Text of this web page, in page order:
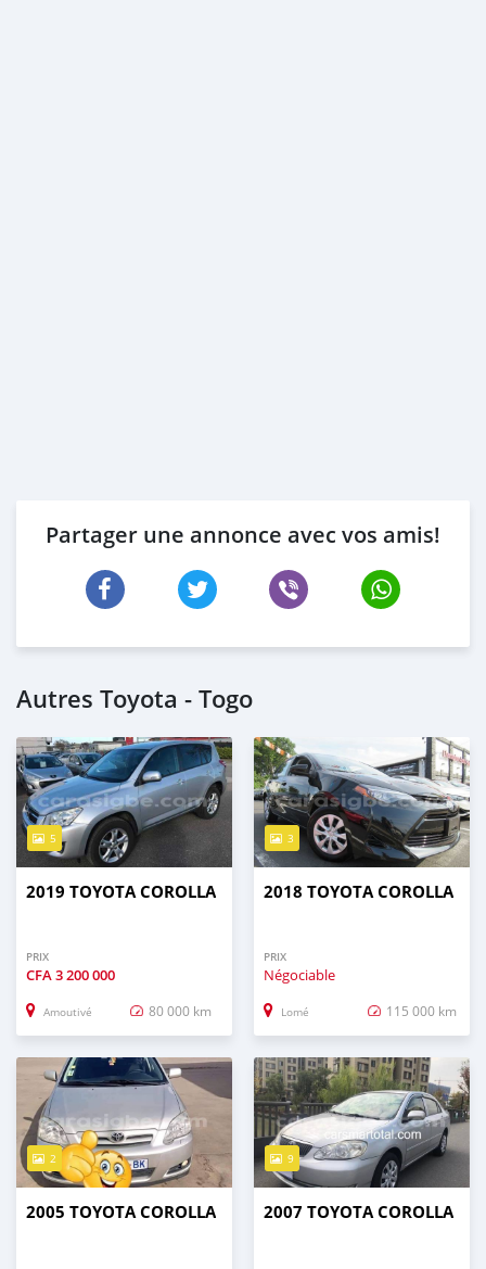
Partager une annonce avec vos amis!
Autres Toyota - Togo
5
2019 TOYOTA COROLLA
PRIX
CFA3 200 000
Amoutivé 80 000 km
3
2018 TOYOTA COROLLA
PRIX
Négociable
Lomé 115 000 km
2
2005 TOYOTA COROLLA
9
2007 TOYOTA COROLLA